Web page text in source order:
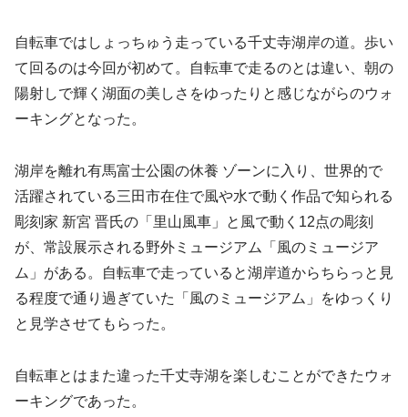
自転車ではしょっちゅう走っている千丈寺湖岸の道。歩い
て回るのは今回が初めて。自転車で走るのとは違い、朝の
陽射しで輝く湖面の美しさをゆったりと感じながらのウォ
ーキングとなった。
湖岸を離れ有馬富士公園の休養 ゾーンに入り、世界的で
活躍されている三田市在住で風や水で動く作品で知られる
彫刻家 新宮 晋氏の「里山風車」と風で動く12点の彫刻
が、常設展示される野外ミュージアム「風のミュージア
ム」がある。自転車で走っていると湖岸道からちらっと見
る程度で通り過ぎていた「風のミュージアム」をゆっくり
と見学させてもらった。
自転車とはまた違った千丈寺湖を楽しむことができたウォ
ーキングであった。